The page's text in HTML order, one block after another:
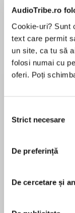
AudioTribe.ro
Cookie-uri? Sunt
text care permit
un site, ca tu să
folosi numai cu
oferi. Poți
consimțământului
Strict necesare
De preferință
De cercetare și
Despre
The first in a
the young
sense, young
Fairyland.
help: the local
sword-
MAI MULT
pentru
Terry
creator of the